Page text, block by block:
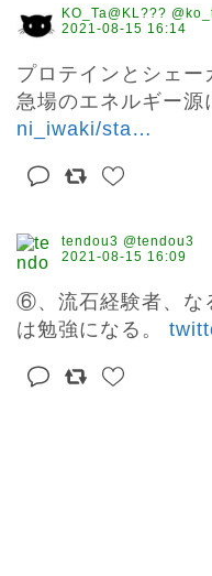
KO_Ta@KL???
2021-08-15 16:14
プロテインとシェー
急場のエネルギー源
ni_iwaki/sta…
tendou3 @tendou3
2021-08-15 16:09
⑥、流石経験者、な
は勉強になる。